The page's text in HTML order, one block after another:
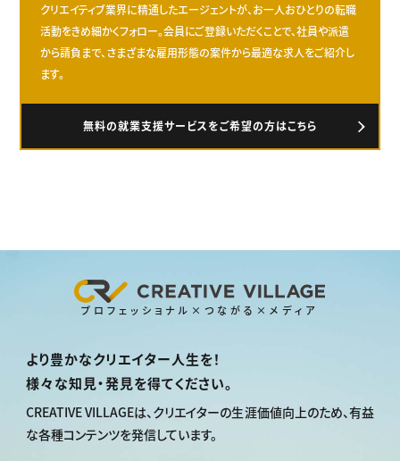
クリエイティブ業界に精通したエージェントが、お一人おひとりの転職
活動をきめ細かくフォロー。会員にご登録いただくことで、社員や派遣
から請負まで、さまざまな雇用形態の案件から最適な求人をご紹介し
ます。
無料の就業支援サービスをご希望の方はこちら
プロフェッショナル×つながる×メディア
より豊かなクリエイター人生を！
様々な知見・発見を得てください。
CREATIVE VILLAGEは、クリエイターの生涯価値向上のため、有益
な各種コンテンツを発信しています。